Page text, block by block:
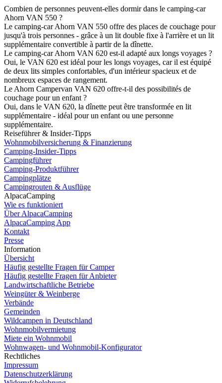
Combien de personnes peuvent-elles dormir dans le camping-car
Ahorn VAN 550 ?
Le camping-car Ahorn VAN 550 offre des places de couchage pour
jusqu'à trois personnes - grâce à un lit double fixe à l'arrière et un lit
supplémentaire convertible à partir de la dînette.
Le camping-car Ahorn VAN 620 est-il adapté aux longs voyages ?
Oui, le VAN 620 est idéal pour les longs voyages, car il est équipé
de deux lits simples confortables, d'un intérieur spacieux et de
nombreux espaces de rangement.
Le Ahorn Campervan VAN 620 offre-t-il des possibilités de
couchage pour un enfant ?
Oui, dans le VAN 620, la dînette peut être transformée en lit
supplémentaire - idéal pour un enfant ou une personne
supplémentaire.
Reiseführer & Insider-Tipps
Wohnmobilversicherung & Finanzierung
Camping-Insider-Tipps
Campingführer
Camping-Produktführer
Campingplätze
Campingrouten & Ausflüge
AlpacaCamping
Wie es funktioniert
Über AlpacaCamping
AlpacaCamping App
Kontakt
Presse
Information
Übersicht
Häufig gestellte Fragen für Camper
Häufig gestellte Fragen für Anbieter
Landwirtschaftliche Betriebe
Weingüter & Weinberge
Verbände
Gemeinden
Wildcampen in Deutschland
Wohnmobilvermietung
Miete ein Wohnmobil
Wohnwagen- und Wohnmobil-Konfigurator
Rechtliches
Impressum
Datenschutzerklärung